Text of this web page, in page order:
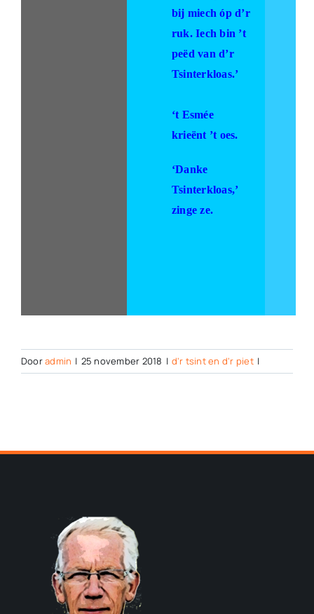
bij miech óp d’r
ruk. Iech bin ’t
peëd van d’r
Tsinterkloas.’
‘t Esmée
krieënt ’t oes.
‘Danke
Tsinterkloas,’
zinge ze.
Dooradmin | 25 november 2018 | d'r tsint en d'r piet |